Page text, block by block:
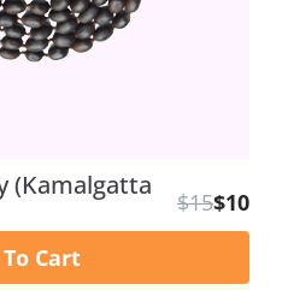
(Kamalgatta
$15$10
Cart